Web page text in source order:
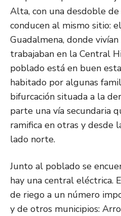
Alta, con una desdoble de
conducen al mismo sitio:
Guadalmena, donde
trabajaban en la Central
poblado está en buen
habitado por algunas
bifurcación situada a la
parte una vía secundaria
ramifica en otras y desde
lado norte.
Junto al poblado se
hay una central eléctrica.
de riego a un número
y de otros municipios: